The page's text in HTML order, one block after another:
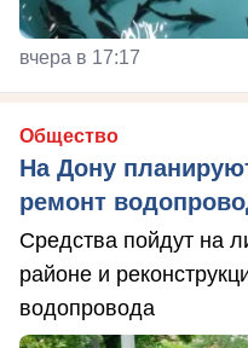
вчера в 17:17
Общество
На Дону
ремонт
Средства пойдут на
районе и
водопровода